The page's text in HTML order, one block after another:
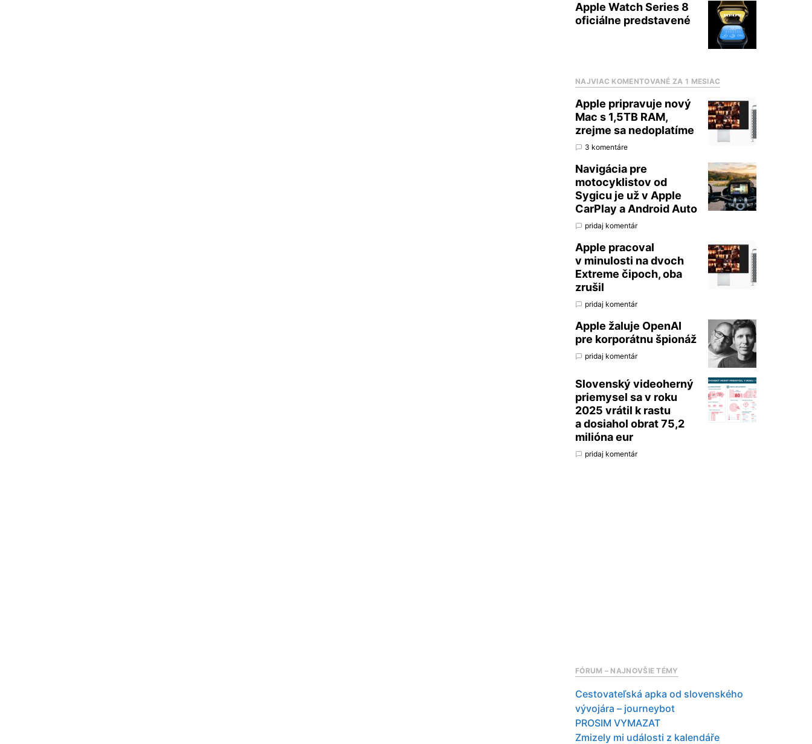
Apple Watch Series 8
oficiálne predstavené
NAJVIAC KOMENTOVANÉ ZA 1 MESIAC
Apple pripravuje nový
Mac s 1,5TB RAM,
zrejme sa nedoplatíme
3 komentáre
Navigácia pre
motocyklistov od
Sygicu je už v Apple
CarPlay a Android Auto
pridaj komentár
Apple pracoval
v minulosti na dvoch
Extreme čipoch, oba
zrušil
pridaj komentár
Apple žaluje OpenAI
pre korporátnu špionáž
pridaj komentár
Slovenský videoherný
priemysel sa v roku
2025 vrátil k rastu
a dosiahol obrat 75,2
milióna eur
pridaj komentár
FÓRUM – NAJNOVŠIE TÉMY
Cestovateľská apka od slovenského
vývojára – journeybot
PROSIM VYMAZAT
Zmizely mi události z kalendáře